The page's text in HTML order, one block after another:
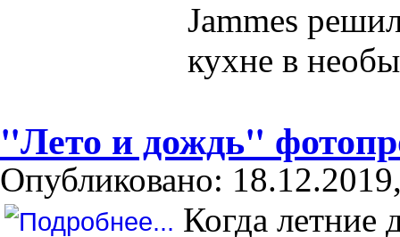
Jammes
кухне в
"Лето и дождь"
Опубликовано:
Когда